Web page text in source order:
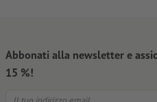
Abbonati alla newsletter e
15 %!